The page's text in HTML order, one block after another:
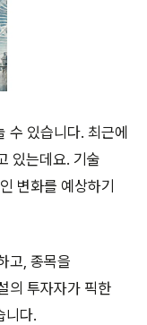
수 있습니다. 최근에
있는데요. 기술
변화를 예상하기
고, 종목을
의 투자자가 픽한
니다.